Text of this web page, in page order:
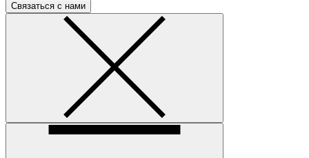
Связаться с нами